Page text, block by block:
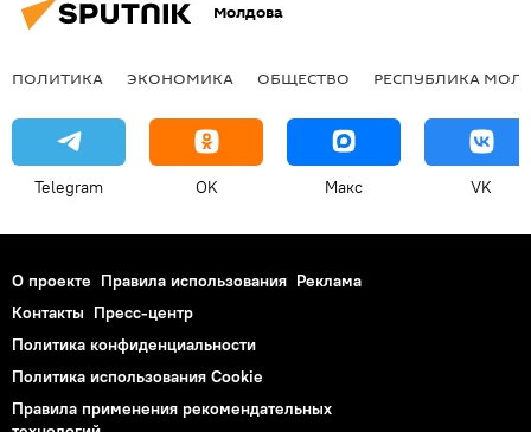
Молдова
ПОЛИТИКА ЭКОНОМИКА ОБЩЕСТВО РЕСПУБЛИКА
Telegram OK Макс VK
О проекте Правила использования Реклама
Контакты Пресс-центр
Политика конфиденциальности
Политика использования Cookie
Правила применения рекомендательных